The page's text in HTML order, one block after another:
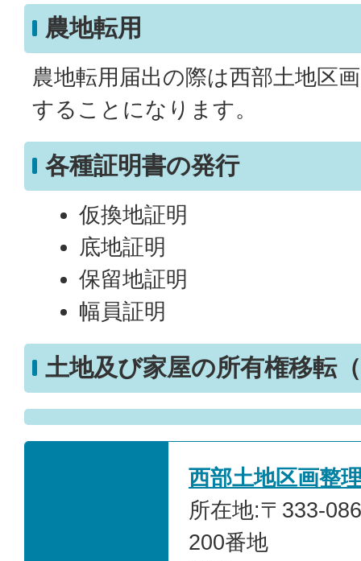
農地転用
農地転用届出の際は西部土地区
することになります。
各種証明書の発行
仮換地証明
底地証明
保留地証明
幅員証明
土地及び家屋の所有権移転
西部土地区画整
所在地:〒333-
200番地